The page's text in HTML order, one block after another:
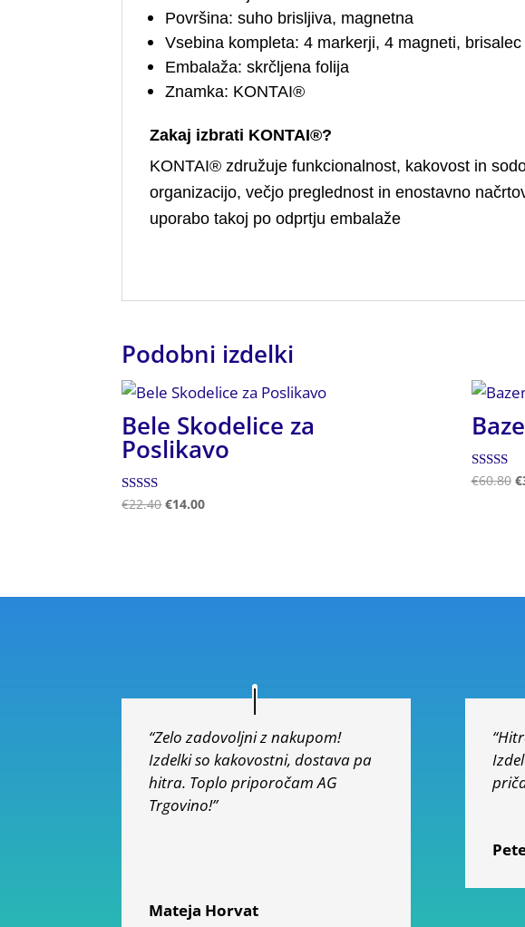
Površina: suho brisljiva, magnetna
Vsebina kompleta: 4 markerji, 4 magneti, brisalec
Embalaža: skrčljena folija
Znamka: KONTAI®
Zakaj izbrati KONTAI®?
KONTAI® združuje funkcionalnost, kakovost in
organizacijo, večjo preglednost in enostavno
uporabo takoj po odprtju embalaže
Podobni izdelki
Bele Skodelice za
Poslikavo
Ocenjeno
€22.40 €14.00
Ocenjeno
€60.80 €
“Zelo zadovoljni z nakupom!
Izdelki so kakovostni, dostava pa
hitra. Toplo priporočam AG
Trgovino!”
Mateja Horvat